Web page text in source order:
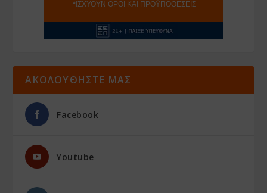
ΑΚΟΛΟΥΘΗΣΤΕ ΜΑΣ
Facebook
Youtube